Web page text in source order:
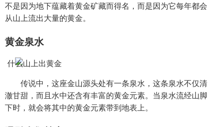
不是因为地下蕴藏着黄金矿藏而得名，而是因为它每年都会
从山上流出大量的黄金。
黄金泉水
传说中，这座金山源头处有一条泉水，这条泉水不仅清
澈甘甜，而且水中还含有丰富的黄金元素。当泉水流经山脚
下时，就会将其中的黄金元素带到地表上。